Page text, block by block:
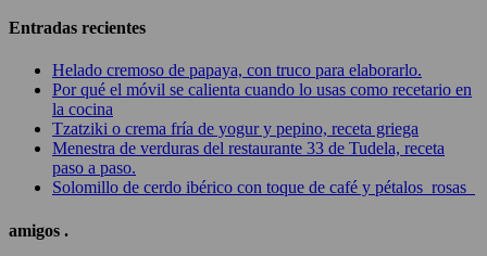
Entradas recientes
Helado cremoso de papaya, con truco para elaborarlo.
Por qué el móvil se calienta cuando lo usas como recetario en
la cocina
Tzatziki o crema fría de yogur y pepino, receta griega
Menestra de verduras del restaurante 33 de Tudela, receta
paso a paso.
Solomillo de cerdo ibérico con toque de café y pétalos rosas
amigos .